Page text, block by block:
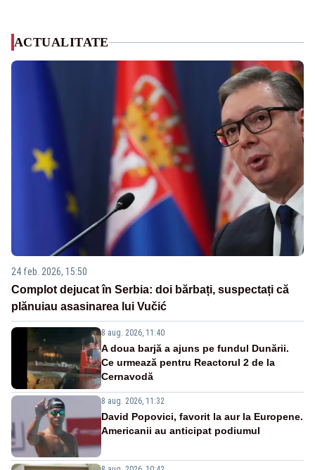
ACTUALITATE
24 feb. 2026, 15:50
Complot dejucat în Serbia: doi bărbați, suspectați că
plănuiau asasinarea lui Vučić
8 aug. 2026, 11:40
A doua barjă a ajuns pe fundul Dunării.
Ce urmează pentru Reactorul 2 de la
Cernavodă
8 aug. 2026, 11:32
David Popovici, favorit la aur la Europene.
Americanii au anticipat podiumul